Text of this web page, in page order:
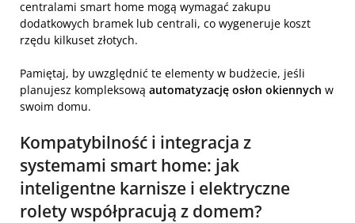
centralami smart home mogą wymagać zakupu
dodatkowych bramek lub centrali, co wygeneruje koszt
rzędu kilkuset złotych.
Pamiętaj, by uwzględnić te elementy w budżecie, jeśli
planujesz kompleksową automatyzację osłon okiennych w
swoim domu.
Kompatybilność i integracja z
systemami smart home: jak
inteligentne karnisze i elektryczne
rolety współpracują z domem?